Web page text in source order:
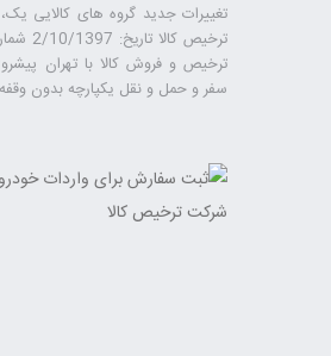
تغییرات جدید گروه های کالایی
ترخیص و فروش کالا با تهران
سفر و حمل ‌و نقل یکپارچه بدون